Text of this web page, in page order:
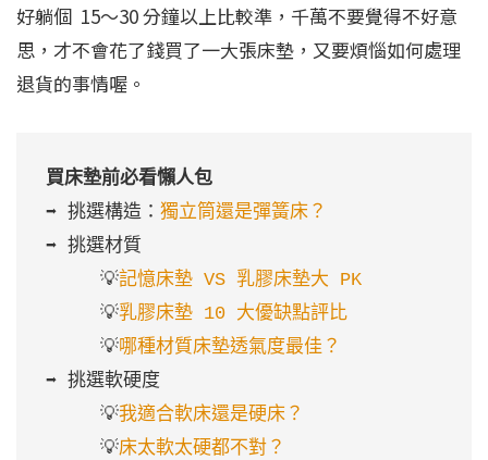
好躺個 15～30 分鐘以上比較準，千萬不要覺得不好意
思，才不會花了錢買了一大張床墊，又要煩惱如何處理
退貨的事情喔。
買床墊前必看懶人包
➡️ 挑選構造：獨立筒還是彈簧床？
➡️ 挑選材質
     💡
記憶床墊 VS 乳膠床墊大 PK
     💡
乳膠床墊 10 大優缺點評比
     💡
哪種材質床墊透氣度最佳？
➡️ 挑選軟硬度
     💡
我適合軟床還是硬床？
     💡
床太軟太硬都不對？